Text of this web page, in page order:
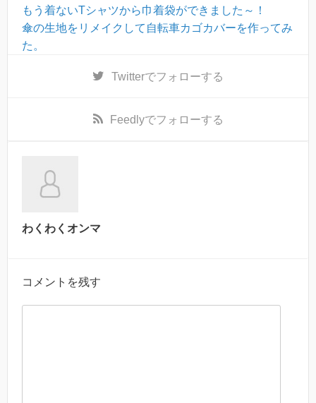
もう着ないTシャツから巾着袋ができました～！
傘の生地をリメイクして自転車カゴカバーを作ってみ
た。
Twitterでフォローする
Feedlyでフォローする
わくわくオンマ
コメントを残す